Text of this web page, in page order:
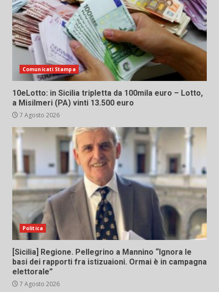
Comunicati Stampa
10eLotto: in Sicilia tripletta da 100mila euro – Lotto,
a Misilmeri (PA) vinti 13.500 euro
7 Agosto 2026
Politica
[Sicilia] Regione. Pellegrino a Mannino “Ignora le
basi dei rapporti fra istizuaioni. Ormai è in campagna
elettorale”
7 Agosto 2026